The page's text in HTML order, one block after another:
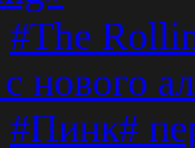
#The
нового
#Пинк#